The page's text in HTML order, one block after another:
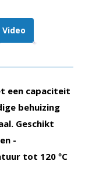
Video
een capaciteit
behuizing
Geschikt
-
tot 120 ºC